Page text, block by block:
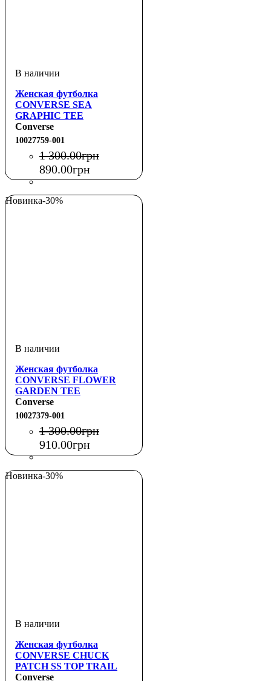
Женская футболка
CONVERSE SEA
GRAPHIC TEE
Converse
10027759-001
1 300.00грн
890.00грн
Новинка-30%
Женская футболка
CONVERSE FLOWER
GARDEN TEE
Converse
10027379-001
1 300.00грн
910.00грн
Новинка-30%
Женская футболка
CONVERSE CHUCK
PATCH SS TOP TRAIL
MIXED
Converse